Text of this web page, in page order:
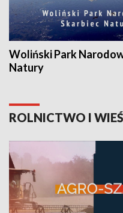
Woliński Park
Natury
ROLNICTWO I WIEŚ